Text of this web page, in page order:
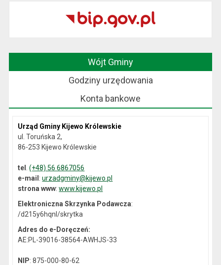
Wójt Gminy
Godziny urzędowania
Konta bankowe
Urząd Gminy Kijewo Królewskie
ul. Toruńska 2,
86-253 Kijewo Królewskie
tel .(+48) 56 6867056
e-mail :urzadgminy@kijewo.pl
strona www:www.kijewo.pl
Elektroniczna Skrzynka Podawcza:
/d215y6hqnl/skrytka
Adres do e-Doręczeń:
AE:PL-39016-38564-AWHJS-33
NIP: 875-000-80-62